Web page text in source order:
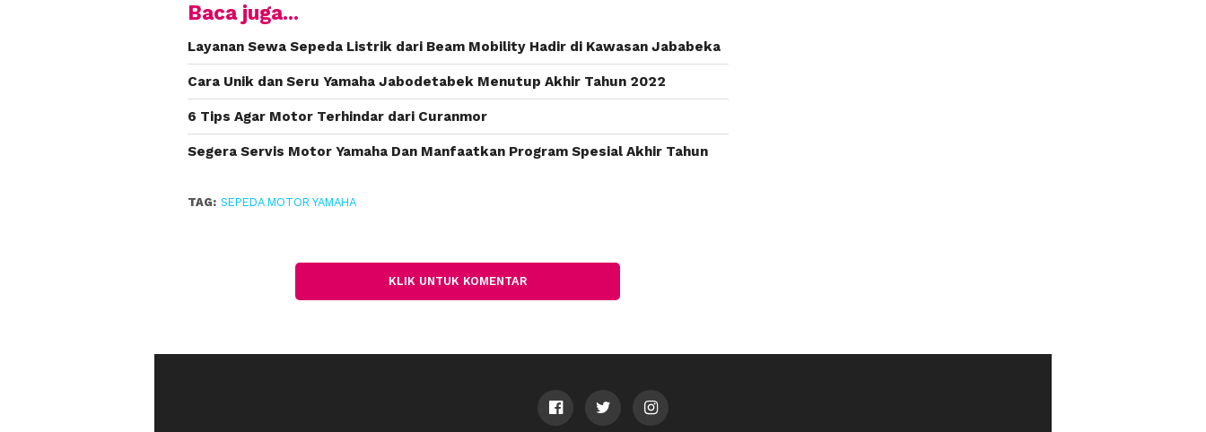
Baca juga...
Layanan Sewa Sepeda Listrik dari Beam Mobility Hadir di Kawasan Jababeka
Cara Unik dan Seru Yamaha Jabodetabek Menutup Akhir Tahun 2022
6 Tips Agar Motor Terhindar dari Curanmor
Segera Servis Motor Yamaha Dan Manfaatkan Program Spesial Akhir Tahun
TAG: SEPEDA MOTOR YAMAHA
KLIK UNTUK KOMENTAR